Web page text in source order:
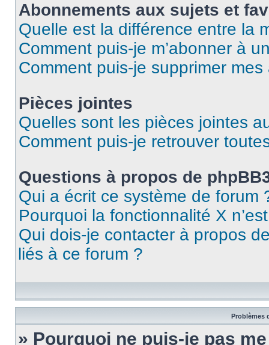
Abonnements aux sujets et
Quelle est la différence entre la
Comment puis-je m’abonner à
Comment puis-je supprimer
Pièces jointes
Quelles sont les pièces jointes
Comment puis-je retrouver
Questions à propos de
Qui a écrit ce système de forum
Pourquoi la fonctionnalité X
Qui dois-je contacter à propos
liés à ce forum ?
Problèmes
» Pourquoi ne puis-je pas